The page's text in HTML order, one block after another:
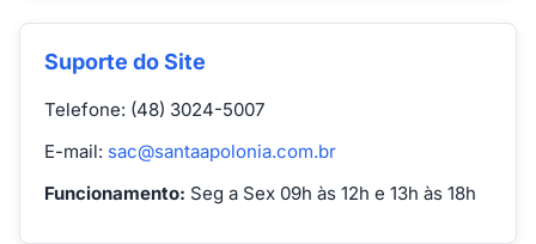
Suporte do Site
Telefone: (48) 3024-5007
E-mail: sac@santaapolonia.com.br
Funcionamento: Seg a Sex 09h às 12h e 13h às 18h